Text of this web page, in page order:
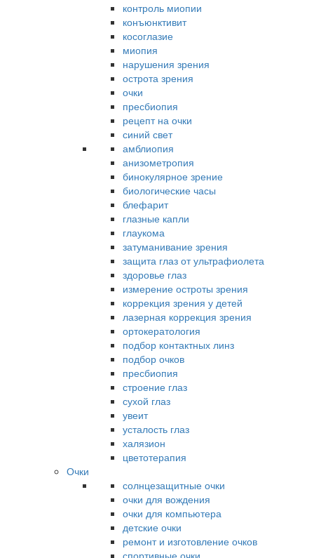
контроль миопии
конъюнктивит
косоглазие
миопия
нарушения зрения
острота зрения
очки
пресбиопия
рецепт на очки
синий свет
амблиопия
анизометропия
бинокулярное зрение
биологические часы
блефарит
глазные капли
глаукома
затуманивание зрения
защита глаз от ультрафиолета
здоровье глаз
измерение остроты зрения
коррекция зрения у детей
лазерная коррекция зрения
ортокератология
подбор контактных линз
подбор очков
пресбиопия
строение глаз
сухой глаз
увеит
усталость глаз
халязион
цветотерапия
Очки
солнцезащитные очки
очки для вождения
очки для компьютера
детские очки
ремонт и изготовление очков